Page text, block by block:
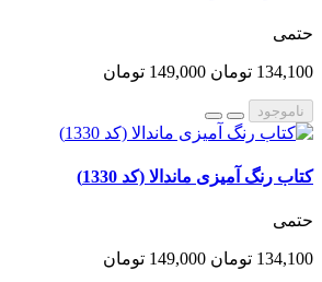
حتمی
134,100 تومان 149,000 تومان
ناموجود
کتاب رنگ آمیزی ماندالا (کد 1330)
حتمی
134,100 تومان 149,000 تومان